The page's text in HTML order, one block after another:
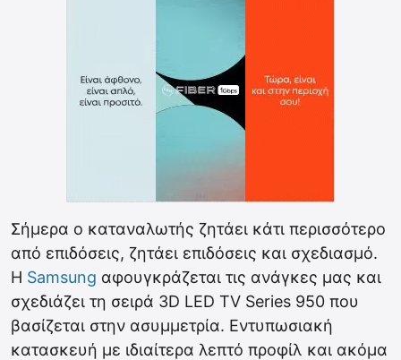
Σήμερα ο καταναλωτής ζητάει κάτι περισσότερο
από επιδόσεις, ζητάει επιδόσεις και σχεδιασμό.
Η Samsung αφουγκράζεται τις ανάγκες μας και
σχεδιάζει τη σειρά 3D LED TV Series 950 που
βασίζεται στην ασυμμετρία. Εντυπωσιακή
κατασκευή με ιδιαίτερα λεπτό προφίλ και ακόμα